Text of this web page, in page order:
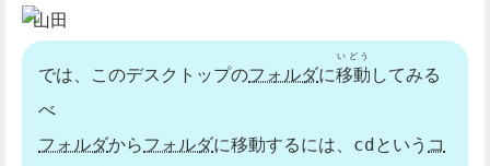
山田
では、このデスクトップのフォルダに移動
いどう
してみる
べ
フォルダからフォルダに移動するには、 cdという コ